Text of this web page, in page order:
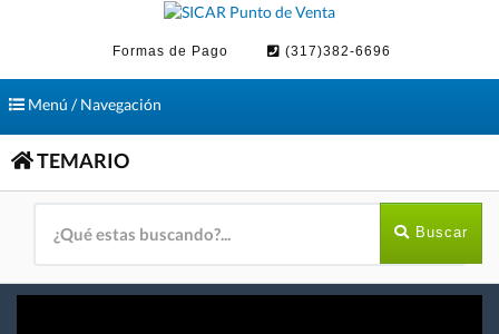
Formas de Pago (317)382-6696
ToggleMenú / Navegación
TEMARIO
Buscar